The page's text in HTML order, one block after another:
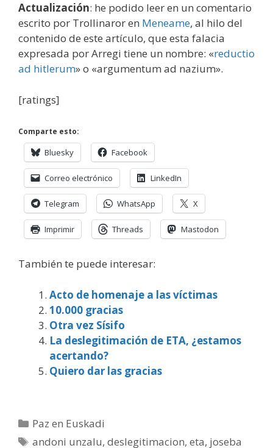
Actualización: he podido leer en un comentario
escrito por Trollinaror en Meneame, al hilo del
contenido de este artículo, que esta falacia
expresada por Arregi tiene un nombre: «reductio
ad hitlerum» o «argumentum ad nazium».
[ratings]
Comparte esto:
Bluesky Facebook
Correo electrónico LinkedIn
Telegram WhatsApp X
Imprimir Threads Mastodon
También te puede interesar:
Acto de homenaje a las víctimas
10.000 gracias
Otra vez Sísifo
La deslegitimación de ETA, ¿estamos
acertando?
Quiero dar las gracias
Categorías
Paz en Euskadi
Etiquetas
andoni unzalu,deslegitimacion,eta, joseba